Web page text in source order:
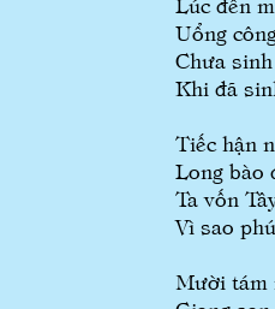
Uổng
Chưa
Khi đã
Tiếc hận
Long bào
Ta vốn
Vì sao
Mười tám